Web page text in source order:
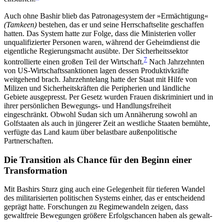
Auch ohne Bashir blieb das Patronagesystem der »Ermächtigung«
(Tamkeen) bestehen, das er und seine Herrschaftselite geschaffen
hatten. Das System hatte zur Folge, dass die Ministerien voller
unqualifizierter Personen waren, während der Geheimdienst die
eigentliche Regierungsmacht ausübte. Der Sicherheits­sektor
kontrollierte einen großen Teil der Wirtschaft.7 Nach Jahrzehnten
von US-Wirtschaftssanktionen lagen dessen Produktivkräfte
weitgehend brach. Jahr­zehntelang hatte der Staat mit Hilfe von
Milizen und Sicherheitskräften die Peripherien und ländliche
Gebiete ausgepresst. Per Gesetz wurden Frauen diskriminiert und in
ihrer persönlichen Bewe­gungs- und Handlungsfreiheit
eingeschränkt. Obwohl Sudan sich um Annäherung sowohl an
Golfstaaten als auch in jüngerer Zeit an westliche Staaten bemühte,
verfügte das Land kaum über belastbare außenpoli­tische
Partnerschaften.
Die Transition als Chance für den Beginn einer
Transformation
Mit Bashirs Sturz ging auch eine Gelegenheit für tiefe­ren Wandel
des militarisierten politischen Systems einher, das er entscheidend
geprägt hatte. Forschungen zu Regimewandeln zeigen, dass
gewaltfreie Bewegungen größere Erfolgschancen haben als gewalt­